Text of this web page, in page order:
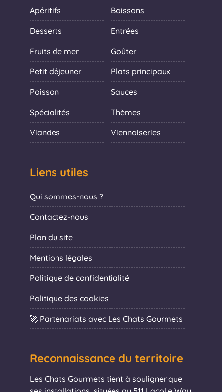
Apéritifs Boissons
Desserts Entrées
Fruits de mer Goûter
Petit déjeuner Plats principaux
Poisson Sauces
Spécialités Thèmes
Viandes Viennoiseries
Liens utiles
Qui sommes-nous ?
Contactez-nous
Plan du site
Mentions légales
Politique de confidentialité
Politique des cookies
🚀 Partenariats avec Les Chats Gourmets
Reconnaissance du territoire
Les Chats Gourmets tient à souligner que